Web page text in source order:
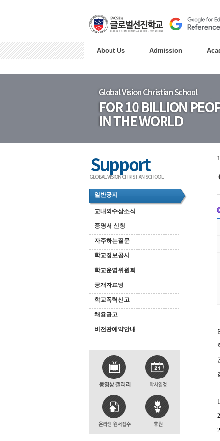
About Us Admission
일반공지
교내외수상소식
증명서 신청
자주하는질문
학교정보공시
학교운영위원회
공개자료방
학교폭력신고
채용공고
비전관예약안내